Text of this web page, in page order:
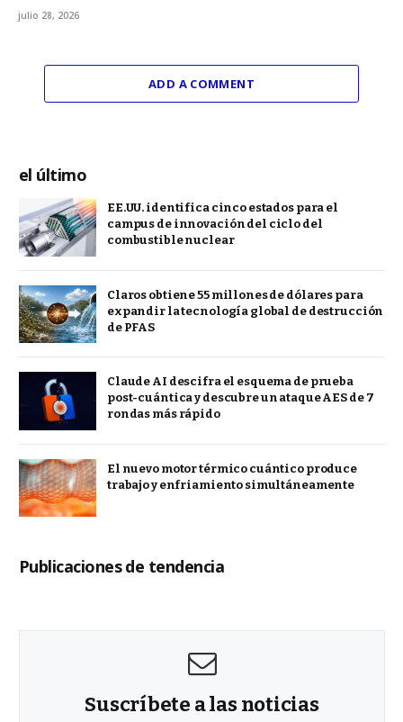
julio 28, 2026
ADD A COMMENT
el último
EE.UU. identifica cinco estados para el
campus de innovación del ciclo del
combustible nuclear
Claros obtiene 55 millones de dólares para
expandir la tecnología global de destrucción
de PFAS
Claude AI descifra el esquema de prueba
post-cuántica y descubre un ataque AES de 7
rondas más rápido
El nuevo motor térmico cuántico produce
trabajo y enfriamiento simultáneamente
Publicaciones de tendencia
Suscríbete a las noticias